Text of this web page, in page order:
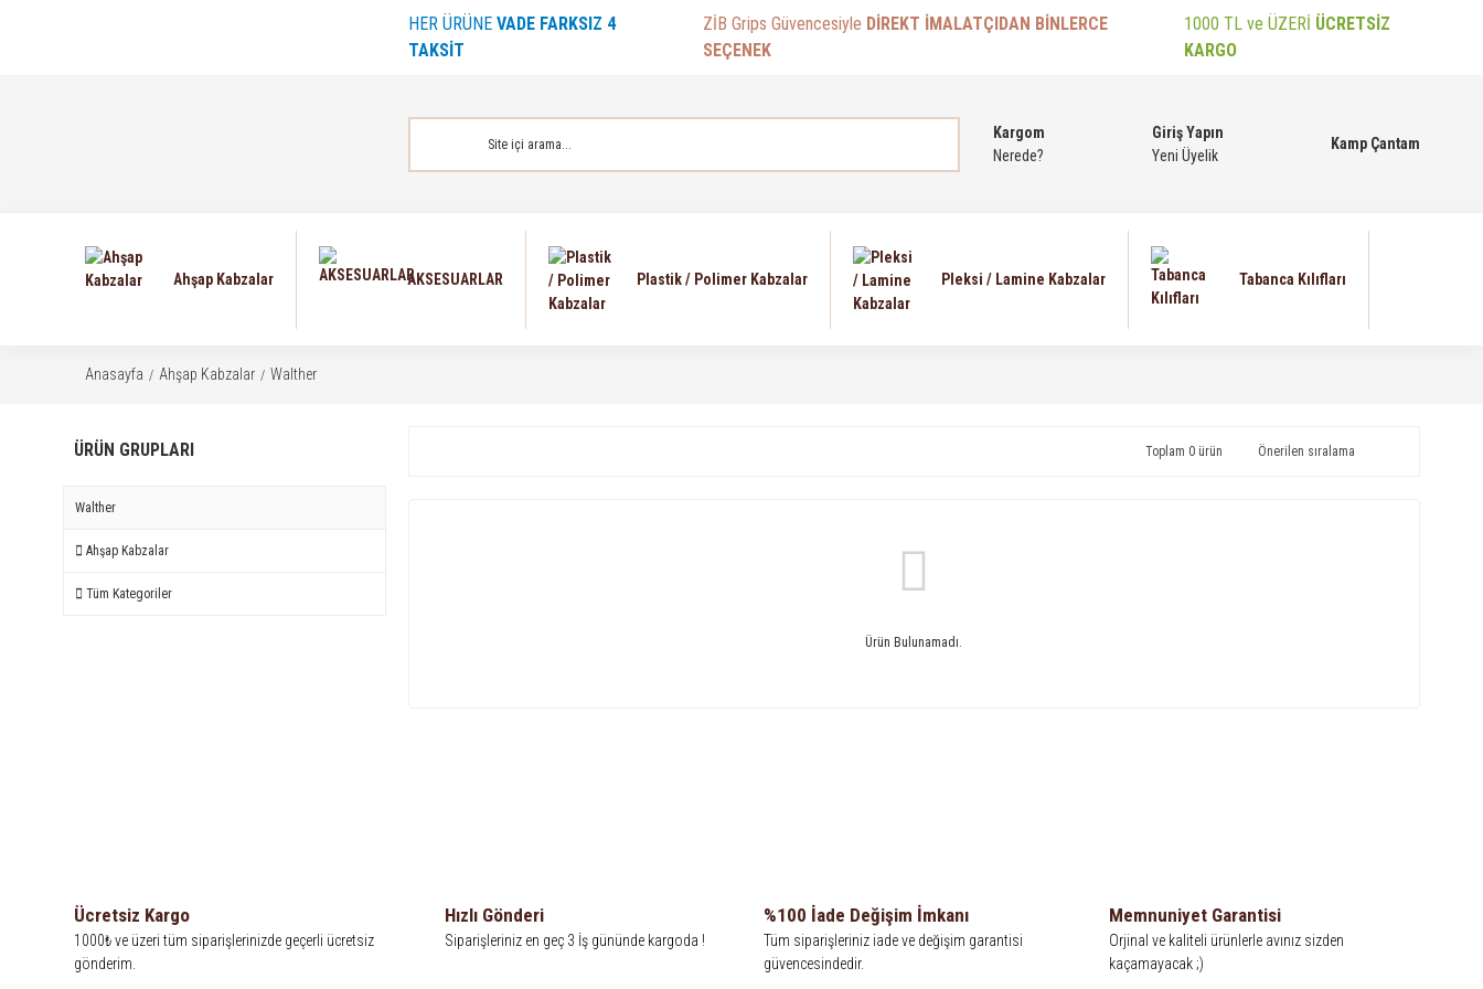
HER ÜRÜNE VADE FARKSIZ 4
TAKSİT
ZİB Grips Güvencesiyle DİREKT İMALATÇIDAN BİNLERCE
SEÇENEK
1000 TL ve ÜZERİ ÜCRETSİZ
KARGO
Kargom
Nerede?
Giriş Yapın
Yeni Üyelik
Kamp Çantam
Ahşap Kabzalar AKSESUARLAR Plastik / Polimer Kabzalar Pleksi / Lamine Kabzalar Tabanca Kılıfları
Anasayfa Ahşap Kabzalar Walther
ÜRÜN GRUPLARI
Walther
Ahşap Kabzalar
Tüm Kategoriler
Toplam 0 ürün
Ürün Bulunamadı.
Ücretsiz Kargo
1000₺ ve üzeri tüm siparişlerinizde geçerli ücretsiz
gönderim.
Hızlı Gönderi
Siparişleriniz en geç 3 İş gününde kargoda !
%100 İade Değişim İmkanı
Tüm siparişleriniz iade ve değişim garantisi
güvencesindedir.
Memnuniyet Garantisi
Orjinal ve kaliteli ürünlerle avınız sizden
kaçamayacak ;)